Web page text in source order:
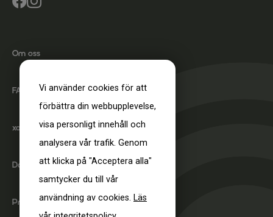
Om oss
FAQ
xact-fit test
DoC
Produktcertifiering
Vi använder cookies för att
förbättra din webbupplevelse,
visa personligt innehåll och
analysera vår trafik. Genom
att klicka på "Acceptera alla"
samtycker du till vår
användning av cookies. Läs